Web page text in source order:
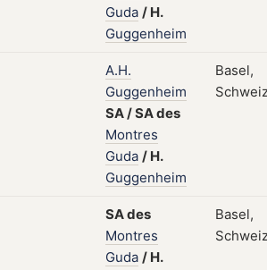
Guda / H.
Guggenheim
A.H.
Guggenheim
SA/SAdes
Montres
Guda / H.
Guggenheim
Basel,
SAdes
Montres
Guda / H.
Basel,